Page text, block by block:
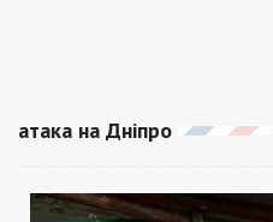
атака на Дніпро